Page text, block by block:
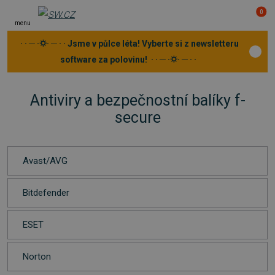
menu
0
· · ─ ·⛭· ─ · · Jsme v půlce léta! Vyberte si z newsletteru
software za polovinu! · · ─ ·⛭· ─ · ·
Antiviry a bezpečnostní balíky f-
secure
Avast/AVG
Bitdefender
ESET
Norton